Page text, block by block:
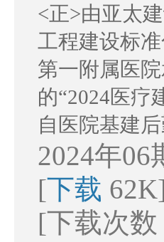
<正>由亚太
工程建设标
第一附属医
的“2024医疗
自医院基建
2024年06
[下载 62K]
[下载次数